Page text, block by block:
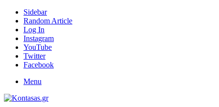
Sidebar
Random Article
Log In
Instagram
YouTube
Twitter
Facebook
Menu